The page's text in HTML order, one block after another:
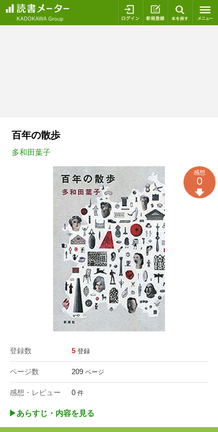
ログイン 新規登録
百年の散歩
多和田葉子
登録数 5 登録
ページ数 209 ページ
感想・レビュー 0 件
感想
0
▶︎あらすじ・内容を見る